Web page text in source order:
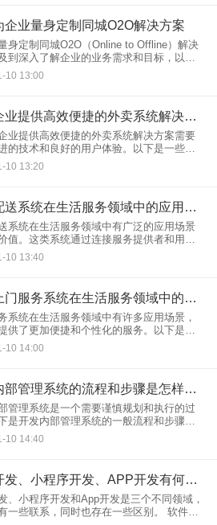
企业量身定制同城O2O解决方案
身定制同城O2O（Online to Offline）解决
到深入了解企业的业务需求和目标，以及
模型的具体实施。以下是一些建议：
10 13:00
餐饮企业提供高效便捷的外卖系统解决方案
业提供高效便捷的外卖系统解决方案需要
的技术和良好的用户体验。以下是一些建
现这一目标： 在线点餐平台： 开发
、易用的
10 13:20
跑腿配送系统在生活服务领域中的应用场景和商业价值
系统在生活服务领域中有广泛的应用场景
值。这类系统通过连接服务提供者和用
户提供便捷的生活服务，同时为服务提供
业机会。以下是一些常见的应用场景和商
10 13:40
探讨上门服务系统在生活服务领域中的应用场景
系统在生活服务领域中有许多应用场景，
供了更加便捷和个性化的服务。以下是一
场景： 家政服务： 用户可以通过
系统预约
10 14:00
开发内部管理系统的流程和步骤是怎样的？
管理系统是一个需要谨慎规划和执行的过
是开发内部管理系统的一般流程和步骤：
需求分析： 与内部团队沟通
10 14:40
软件开发、小程序开发、APP开发有何区别和联系？
、小程序开发和App开发是三个不同领域，
些联系，同时也存在一些区别。 软件开